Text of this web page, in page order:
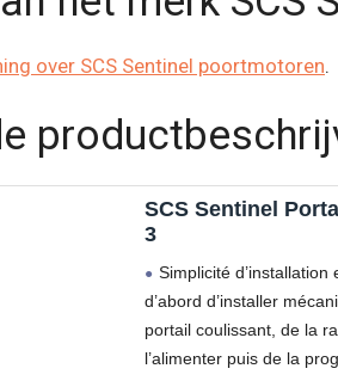
over SCS Sentinel poortmotoren.
SCS Sentinel Portail
3
Simplicité
d’abord d’installer
portail coulissant, de la
l’alimenter puis de la